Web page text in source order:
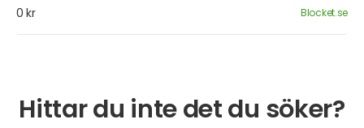
0 kr Blocket.se
Hittar du inte det du söker?